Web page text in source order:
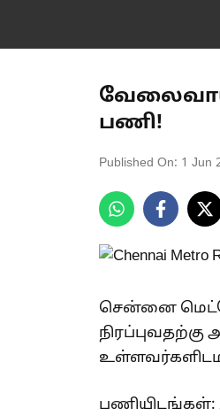
பணி!
Published On: 1 Jun
சென்னை
நிரப்புவதற்கு
பணியிடங்கள்: